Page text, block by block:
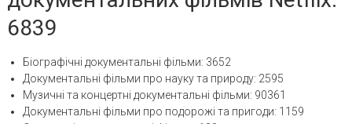
6839
Біографічні документальні фільми: 3652
Документальні фільми про науку та природу: 2595
Музичні та концертні документальні фільми: 90361
Документальні фільми про подорожі та пригоди: 1159